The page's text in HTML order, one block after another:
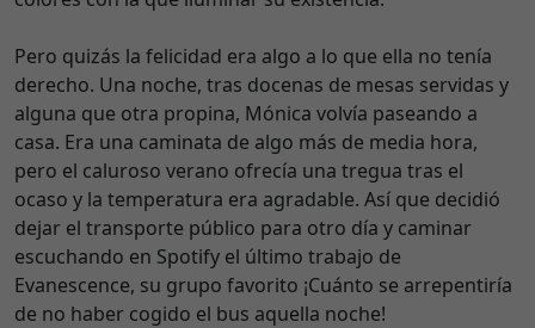
Pero quizás la felicidad era algo a lo que ella no tenía
derecho. Una noche, tras docenas de mesas servidas y
alguna que otra propina, Mónica volvía paseando a
casa. Era una caminata de algo más de media hora,
pero el caluroso verano ofrecía una tregua tras el
ocaso y la temperatura era agradable. Así que decidió
dejar el transporte público para otro día y caminar
escuchando en Spotify el último trabajo de
Evanescence, su grupo favorito ¡Cuánto se arrepentiría
de no haber cogido el bus aquella noche!